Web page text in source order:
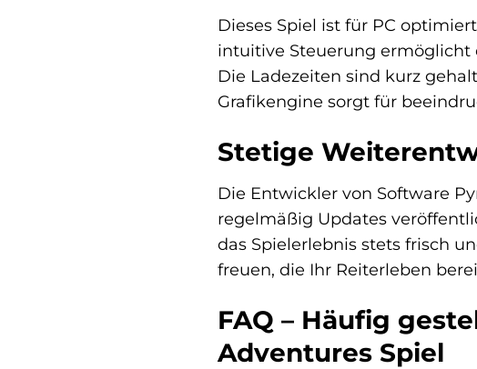
Dieses Spiel ist für PC
intuitive Steuerung ermöglicht
Die Ladezeiten sind kurz
Grafikengine sorgt für
Stetige
Die Entwickler von Software
regelmäßig Updates
das Spielerlebnis stets frisch
freuen, die Ihr Reiterleben
FAQ – Häufig
Adventures Spiel